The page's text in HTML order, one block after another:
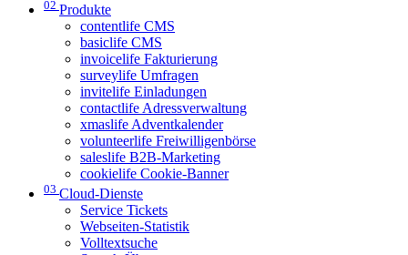
02 Produkte
contentlife CMS
basiclife CMS
invoicelife Fakturierung
surveylife Umfragen
invitelife Einladungen
contactlife Adressverwaltung
xmaslife Adventkalender
volunteerlife Freiwilligenbörse
saleslife B2B-Marketing
cookielife Cookie-Banner
03 Cloud-Dienste
Service Tickets
Webseiten-Statistik
Volltextsuche